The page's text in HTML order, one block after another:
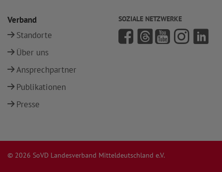
Verband
Standorte
Über uns
Ansprechpartner
Publikationen
Presse
SOZIALE NETZWERKE
© 2026 SoVD Landesverband Mitteldeutschland e.V.